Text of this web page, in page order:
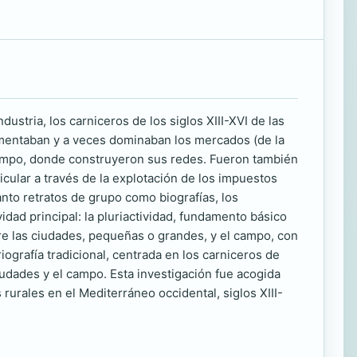
los carniceros de los siglos XIII-XVI de las
y a veces dominaban los mercados (de la
donde construyeron sus redes. Fueron también
a través de la explotación de los impuestos
retratos de grupo como biografías, los
principal: la pluriactividad, fundamento básico
las ciudades, pequeñas o grandes, y el campo, con
tradicional, centrada en los carniceros de
y el campo. Esta investigación fue acogida
en el Mediterráneo occidental, siglos XIII-